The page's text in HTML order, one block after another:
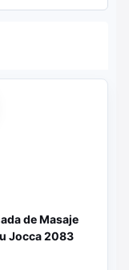
de Masaje
Jocca 2083